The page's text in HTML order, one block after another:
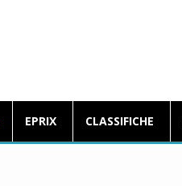
EPRIX CLASSIFICHE